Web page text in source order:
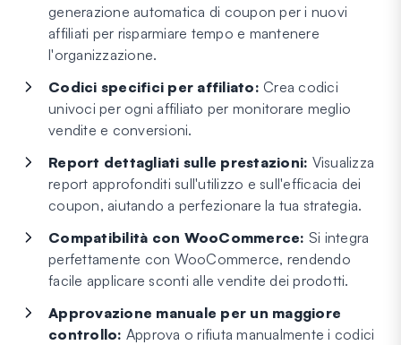
generazione automatica di coupon per i nuovi
affiliati per risparmiare tempo e mantenere
l'organizzazione.
Codici specifici per affiliato: Crea codici
univoci per ogni affiliato per monitorare meglio
vendite e conversioni.
Report dettagliati sulle prestazioni: Visualizza
report approfonditi sull'utilizzo e sull'efficacia dei
coupon, aiutando a perfezionare la tua strategia.
Compatibilità con WooCommerce: Si integra
perfettamente con WooCommerce, rendendo
facile applicare sconti alle vendite dei prodotti.
Approvazione manuale per un maggiore
controllo: Approva o rifiuta manualmente i codici